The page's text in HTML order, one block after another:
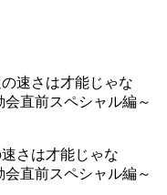
さは才能じゃな
直前スペシャル編～